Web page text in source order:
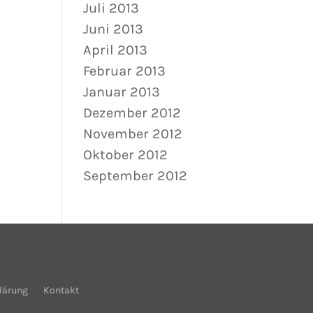
Juli 2013
Juni 2013
April 2013
Februar 2013
Januar 2013
Dezember 2012
November 2012
Oktober 2012
September 2012
Kontakt